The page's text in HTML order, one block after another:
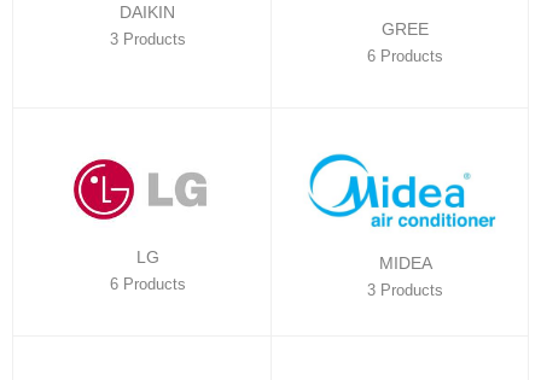
DAIKIN
3 Products
GREE
6 Products
LG
6 Products
MIDEA
3 Products